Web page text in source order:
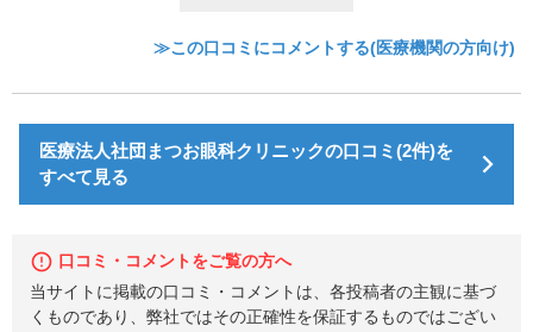
≫この口コミにコメントする(医療機関の方向け)
医療法人社団まつお眼科クリニックの口コミ(2件)を
すべて見る
口コミ・コメントをご覧の方へ
当サイトに掲載の口コミ・コメントは、各投稿者の主観に基づ
くものであり、弊社ではその正確性を保証するものではござい